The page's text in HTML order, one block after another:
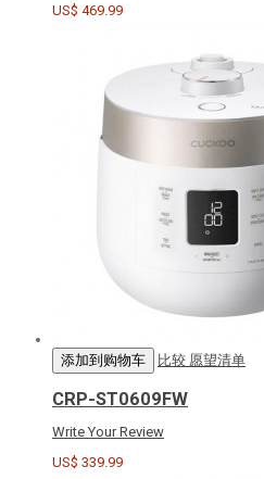
US$ 469.99
添加到购物车 比较 愿望清单
CRP-ST0609FW
Write Your Review
US$ 339.99